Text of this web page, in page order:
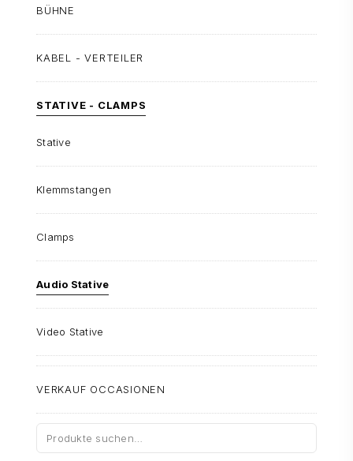
BÜHNE
KABEL - VERTEILER
STATIVE - CLAMPS
Stative
Klemmstangen
Clamps
Audio Stative
Video Stative
VERKAUF OCCASIONEN
Suche
nach: